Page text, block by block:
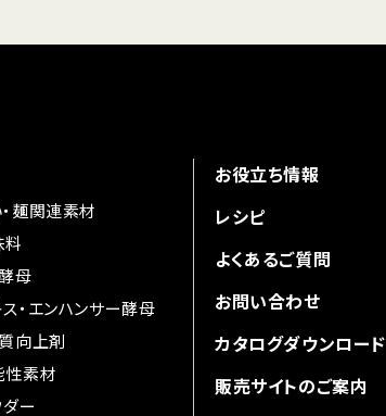
麺関連素材
料
母
・ エンハンサー酵母
向上剤
性素材
ー
お役立ち情報
レシピ
よくあるご質問
お問い合わせ
カタログダウンロード
販売サイトのご案内